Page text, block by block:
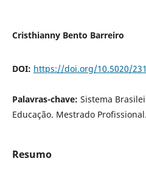
Cristhianny Bento Barreiro
DOI: https://doi.org/10.5020/
Palavras-chave: Sistema
Educação. Mestrado
Resumo